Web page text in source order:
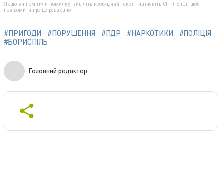
Якщо ви помітили помилку, виділіть необхідний текст і натисніть Ctrl + Enter, щоб
повідомити про це редакцію
#ПРИГОДИ #ПОРУШЕННЯ #ПДР #НАРКОТИКИ
#ПОЛІЦІЯ
#БОРИСПІЛЬ
Головний редактор